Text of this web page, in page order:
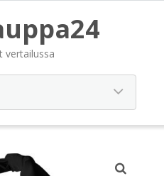
vertailussa